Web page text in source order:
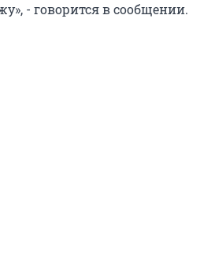
- говорится в сообщении.